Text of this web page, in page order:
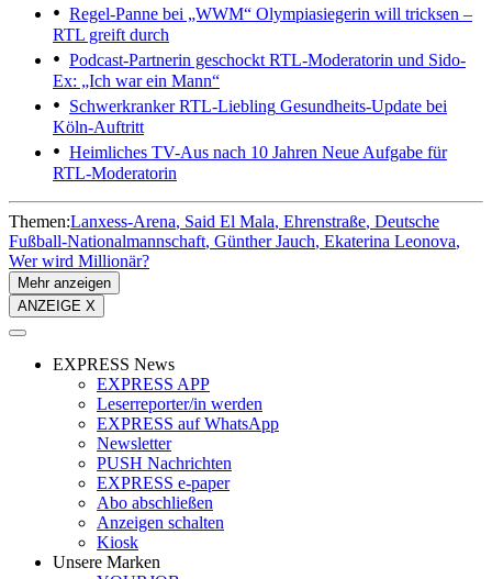
Regel-Panne bei „WWM“ Olympiasiegerin will tricksen –
RTL greift durch
Podcast-Partnerin geschockt RTL-Moderatorin und Sido-
Ex: „Ich war ein Mann“
Schwerkranker RTL-Liebling Gesundheits-Update bei
Köln-Auftritt
Heimliches TV-Aus nach 10 Jahren Neue Aufgabe für
RTL-Moderatorin
Themen:Lanxess-Arena Said El Mala Ehrenstraße Deutsche
Fußball-Nationalmannschaft Günther Jauch Ekaterina Leonova
Wer wird Millionär?
Mehr anzeigen
ANZEIGE X
EXPRESS News
EXPRESS APP
Leserreporter/in werden
EXPRESS auf WhatsApp
Newsletter
PUSH Nachrichten
EXPRESS e-paper
Abo abschließen
Anzeigen schalten
Kiosk
Unsere Marken